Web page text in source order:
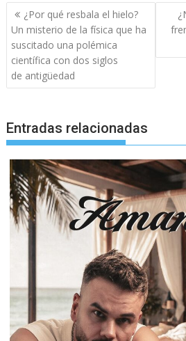
Navegación
de
entradas
¿Por qué resbala el hielo?
Un misterio de la física que ha
suscitado una polémica
científica con dos siglos
de antigüedad
Entradas relacionadas